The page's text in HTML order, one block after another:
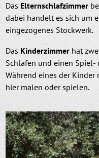
Das Elternschlafzimmer
dabei handelt es sich um
eingezogenes Stockwerk.
Das Kinderzimmer hat
Schlafen und einen Spiel-
Während eines der
hier malen oder spielen.